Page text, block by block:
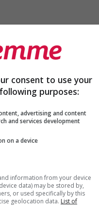
le ascelle,
è possibile
laser
medicina
la depilazione
consent to use your
purposes:
advertising and content
and services development
on a device
information from your device
data) may be stored by,
or used specifically by this
geolocation data. List of